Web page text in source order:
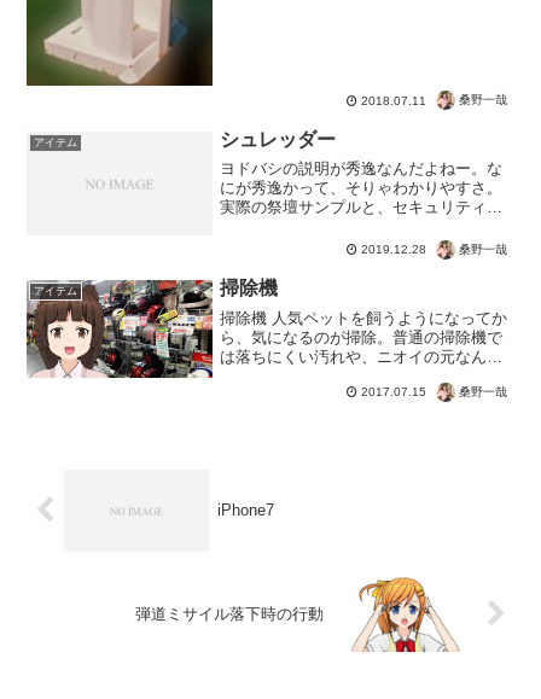
2018.07.11 桑野一哉
アイテム シュレッダー
ヨドバシの説明が秀逸なんだよねー。な
にが秀逸かって、そりゃわかりやすさ。
実際の祭壇サンプルと、セキュリティの
業省の基準ってのがあるらしいけどそれ
はクリアしてるってことだよね。もう一
歩ほど踏み込むなら・・・...
2019.12.28 桑野一哉
アイテム 掃除機
掃除機 人気ペットを飼うようになってか
ら、気になるのが掃除。普通の掃除機で
は落ちにくい汚れや、ニオイの元なんか
にタイミング良くメールが来ていたジャ
2017.07.15 桑野一哉
iPhone7
弾道ミサイル落下時の行動